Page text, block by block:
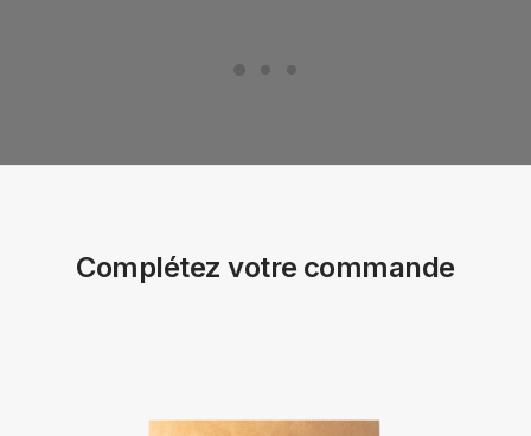
Complétez votre commande